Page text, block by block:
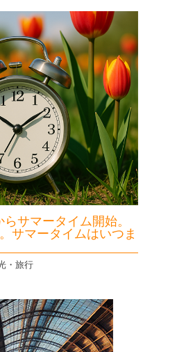
サマータイム開始。
サマータイムはいつま
・旅行